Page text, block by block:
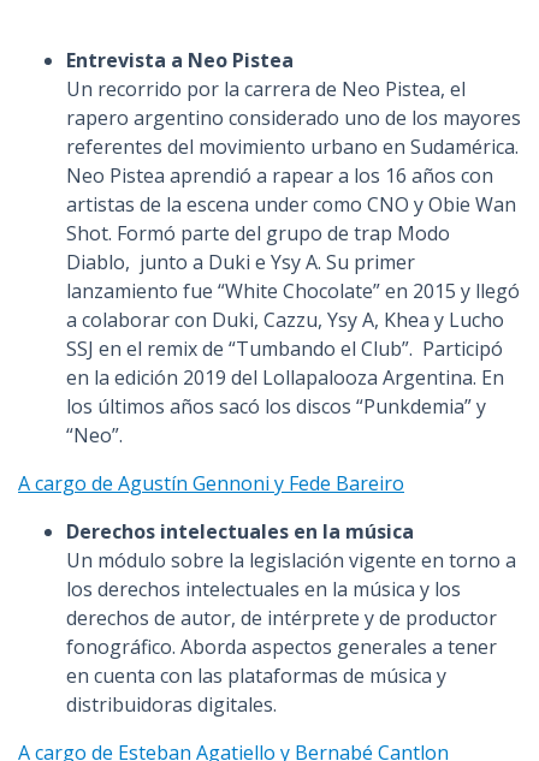
Entrevista a Neo Pistea
Un recorrido por la carrera de Neo Pistea, el
rapero argentino considerado uno de los mayores
referentes del movimiento urbano en Sudamérica.
Neo Pistea aprendió a rapear a los 16 años con
artistas de la escena under como CNO y Obie Wan
Shot. Formó parte del grupo de trap Modo
Diablo, junto a Duki e Ysy A. Su primer
lanzamiento fue “White Chocolate” en 2015 y llegó
a colaborar con Duki, Cazzu, Ysy A, Khea y Lucho
SSJ en el remix de “Tumbando el Club”. Participó
en la edición 2019 del Lollapalooza Argentina. En
los últimos años sacó los discos “Punkdemia” y
“Neo”.
A cargo de Agustín Gennoni y Fede Bareiro
Derechos intelectuales en la música
Un módulo sobre la legislación vigente en torno a
los derechos intelectuales en la música y los
derechos de autor, de intérprete y de productor
fonográfico. Aborda aspectos generales a tener
en cuenta con las plataformas de música y
distribuidoras digitales.
A cargo de Esteban Agatiello y Bernabé Cantlon